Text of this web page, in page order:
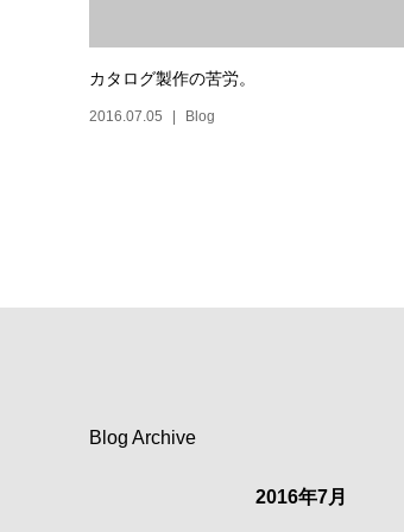
カタログ製作の苦労。
2016.07.05 Blog
Blog Archive
2016年7月